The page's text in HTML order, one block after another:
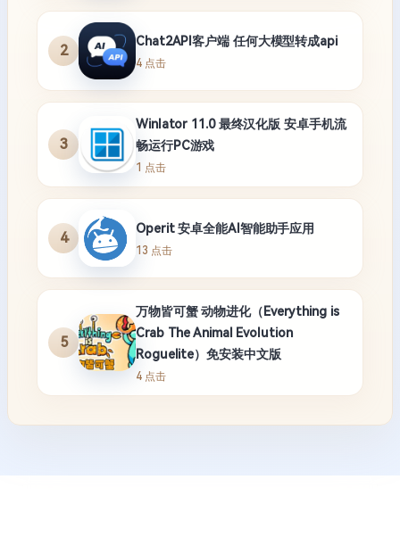
2
Chat2API客户端 任何大模型转成api
4 点击
3
Winlator 11.0 最终汉化版 安卓手机流
畅运行PC游戏
1 点击
4
Operit 安卓全能AI智能助手应用
13 点击
5
万物皆可蟹 动物进化（Everything is
Crab The Animal Evolution
Roguelite）免安装中文版
4 点击